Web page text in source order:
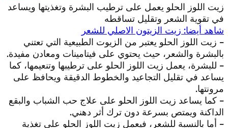
زيت اللوز الحلو يعمل على ترطيب البشرة وتغذيتها ويساعد
في تقوية الشعر وتقليل تساقطه
شاهد أيضا: زيت الزيتون الاصلي للشعر
– زيت اللوز الحلو يعتبر من الزيوت الطبيعية التي تعتني
بالبشرة والشعر، حيث يحتوي على فيتامينات ومعادن مفيدة.
– للبشرة، يعمل زيت اللوز الحلو على ترطيبها وتنعيمها، كما
يساعد في تقليل التجاعيد والخطوط الدقيقة ويحافظ على
مرونتها.
– كما يساعد زيت اللوز الحلو على علاج حب الشباب والبقع
الداكنة ويمتص بسرعة دون ترك أثر دهني.
– أما بالنسبة للشعر، فيعمل زيت اللوز الحلو على تغذية